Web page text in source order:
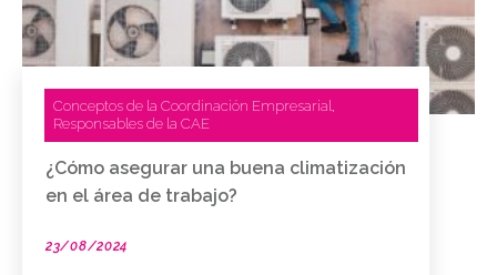
Conceptos de la Coordinación Empresarial,
Responsables de la CAE
¿Cómo asegurar una buena climatización
en el área de trabajo?
23/08/2024